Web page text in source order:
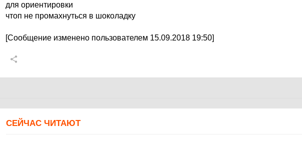
для ориентировки
чтоп не промахнуться в шоколадку
[Сообщение изменено пользователем 15.09.2018 19:50]
СЕЙЧАС ЧИТАЮТ